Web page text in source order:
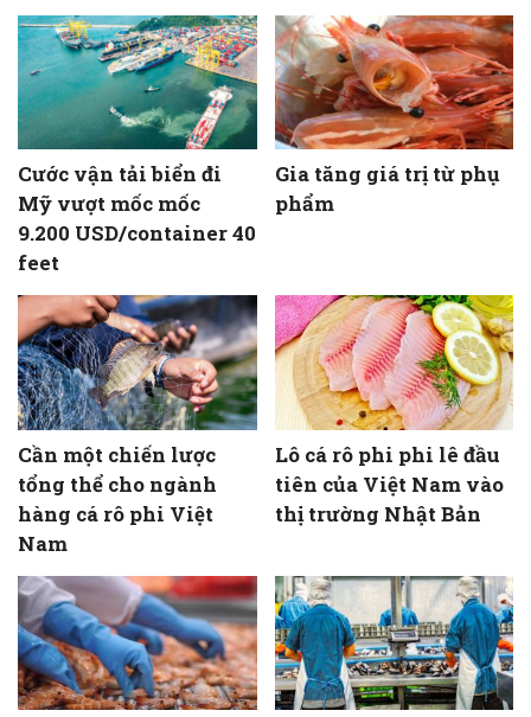
Cước vận tải biển đi
Mỹ vượt mốc mốc
9.200 USD/container 40
feet
Gia tăng giá trị từ phụ
phẩm
Cần một chiến lược
tổng thể cho ngành
hàng cá rô phi Việt
Nam
Lô cá rô phi phi lê đầu
tiên của Việt Nam vào
thị trường Nhật Bản